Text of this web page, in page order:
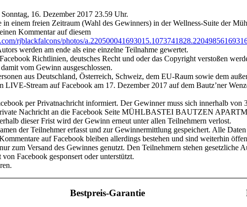
16. Dezember 2017 23.59 Uhr.
einem freien Zeitraum (Wahl des Gewinners) in der Wellness-Suite der
Kommentar auf diesem
rjblackfalcons/photos/
werden am ende als eine einzelne Teilnahme gewertet.
Richtlinien, deutsches Recht und oder das Copyright verstoßen
vom Gewinn ausgeschlossen.
aus Deutschland, Österreich, Schweiz, dem EU-Raum sowie dem
Stream auf Facebook am 17. Dezember 2017 auf dem Bautz’ner
per Privatnachricht informiert. Der Gewinner muss sich innerhalb von
Nachricht an die Facebook Seite MÜHLBASTEI BAUTZEN
dieser Frist wird der Gewinn erneut unter allen Teilnehmern verlost.
der Teilnehmer erfasst und zur Gewinnermittlung gespeichert. Alle
auf Facebook bleiben allerdings bestehen und sind weiterhin
zum Versand des Gewinnes genutzt. Den Teilnehmern stehen gesetzliche
Facebook gesponsert oder unterstützt.
Bestpreis-Garantie